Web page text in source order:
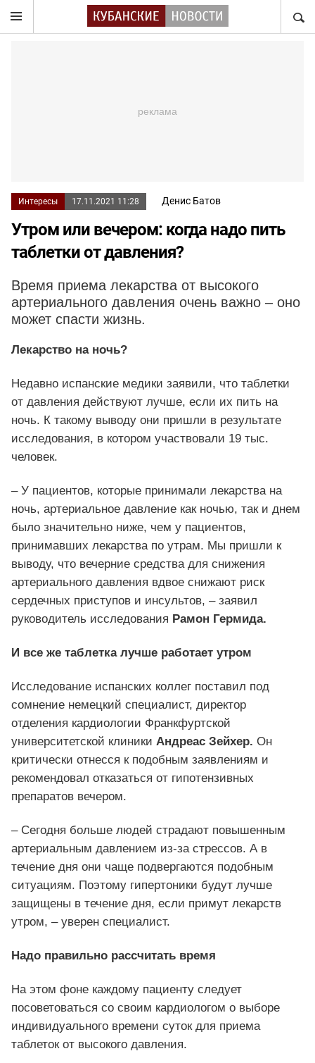
Интересы 17.11.2021 11:28 Денис Батов
Утром или вечером: когда надо пить
таблетки от давления?
Время приема лекарства от высокого
артериального давления очень важно – оно
может спасти жизнь.
Лекарство на ночь?
Недавно испанские медики заявили, что таблетки
от давления действуют лучше, если их пить на
ночь. К такому выводу они пришли в результате
исследования, в котором участвовали 19 тыс.
человек.
– У пациентов, которые принимали лекарства на
ночь, артериальное давление как ночью, так и днем ​​
было значительно ниже, чем у пациентов,
принимавших лекарства по утрам. Мы пришли к
выводу, что вечерние средства для снижения
артериального давления вдвое снижают риск
сердечных приступов и инсультов, – заявил
руководитель исследования Рамон Гермида.
И все же таблетка лучше работает утром
Исследование испанских коллег поставил под
сомнение немецкий специалист, директор
отделения кардиологии Франкфуртской
университетской клиники Андреас Зейхер. Он
критически отнесся к подобным заявлениям и
рекомендовал отказаться от гипотензивных
препаратов вечером.
– Сегодня больше людей страдают повышенным
артериальным давлением из-за стрессов. А в
течение дня они чаще подвергаются подобным
ситуациям. Поэтому гипертоники будут лучше
защищены в течение дня, если примут лекарств
утром, – уверен специалист.
Надо правильно рассчитать время
На этом фоне каждому пациенту следует
посоветоваться со своим кардиологом о выборе
индивидуального времени суток для приема
таблеток от высокого давления.